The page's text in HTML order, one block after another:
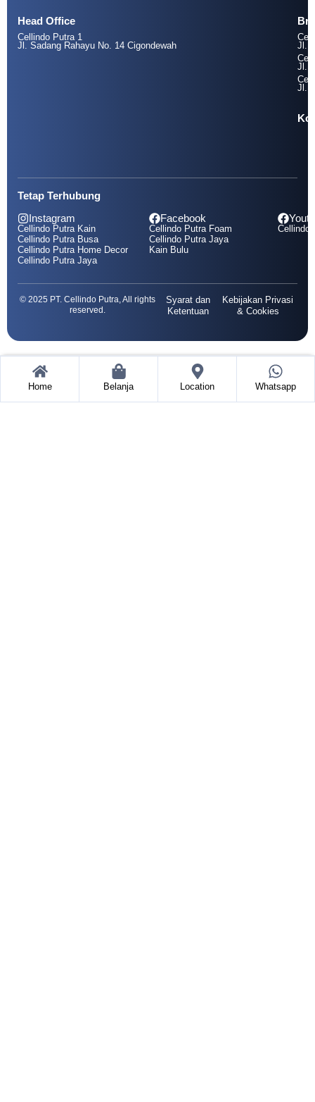
Head Office
Cellindo Putra 1
Jl. Sadang Rahayu No. 14 Cigondewah
Jl.
Jl.
Jl.
Tetap Terhubung
Instagram
Cellindo Putra Kain
Cellindo Putra Busa
Cellindo Putra Home Decor
Cellindo Putra Jaya
Facebook
Cellindo Putra Foam
Cellindo Putra Jaya
Kain Bulu
Cellindo
© 2025 PT. Cellindo Putra, All rights
reserved.
Syarat dan
Ketentuan
Kebijakan Privasi
& Cookies
Home Belanja Location Whatsapp